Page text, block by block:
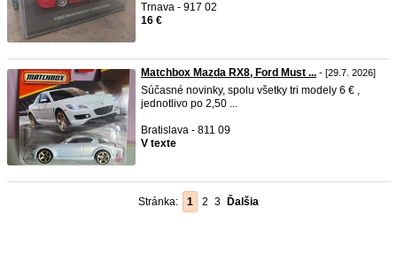
Trnava - 917 02
16 €
Matchbox Mazda RX8, Ford Must ... - [29.7. 2026]
Súčasné novinky, spolu všetky tri modely 6 € ,
jednotlivo po 2,50 ...
Bratislava - 811 09
V texte
Stránka: 1 2 3 Ďalšia